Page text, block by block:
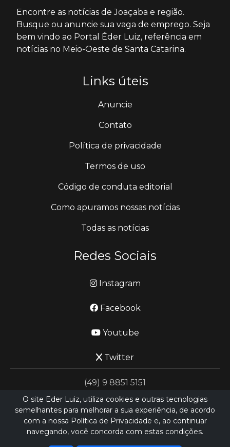
Encontre as notícias de Joaçaba e região.
Busque ou anuncie sua vaga de emprego. Seja
bem vindo ao Portal Éder Luiz, referência em
notícias no Meio-Oeste de Santa Catarina.
Links úteis
Anuncie
Contato
Política de privacidade
Termos de uso
Código de conduta editorial
Como apuramos nossas notícias
Todas as notícias
Redes Sociais
Instagram
Facebook
Youtube
Twitter
(49) 9 8851 5151
jornalismo@ederluiz.com.vc
O site Eder Luiz, utiliza cookies e outras tecnologias
semelhantes para melhorar a sua experiência, de acordo
com a nossa Política de Privacidade e, ao continuar
navegando, você concorda com estas condições.